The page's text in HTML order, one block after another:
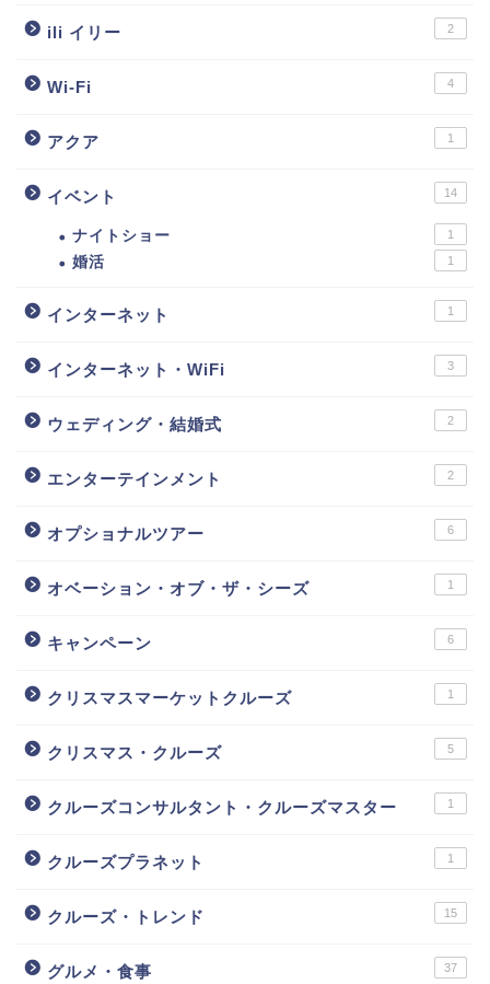
ili イリー 2
Wi-Fi 4
アクア 1
イベント 14
ナイトショー 1
婚活 1
インターネット 1
インターネット・WiFi 3
ウェディング・結婚式 2
エンターテインメント 2
オプショナルツアー 6
オベーション・オブ・ザ・シーズ 1
キャンペーン 6
クリスマスマーケットクルーズ 1
クリスマス・クルーズ 5
クルーズコンサルタント・クルーズマスター 1
クルーズプラネット 1
クルーズ・トレンド 15
グルメ・食事 37